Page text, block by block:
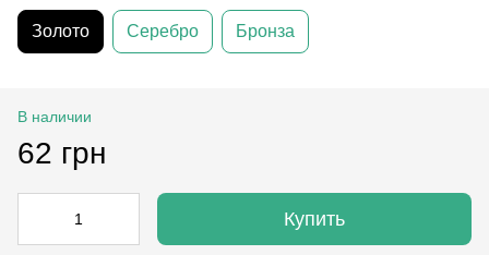
Золото Серебро Бронза
В наличии
62 грн
Купить